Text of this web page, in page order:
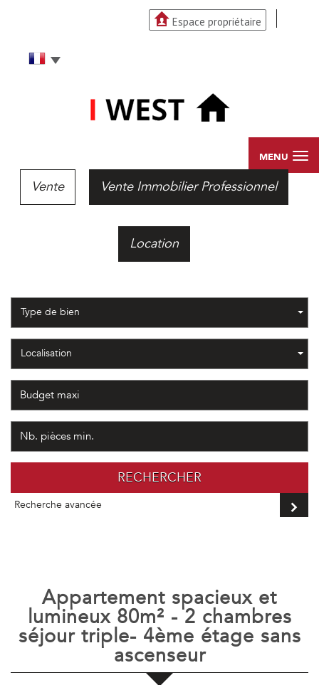
Espace propriétaire
MENU
Vente Vente Immobilier Professionnel
Location
Type de bien
Localisation
RECHERCHER
Recherche avancée
appartement spacieux et
lumineux 80m² - 2 chambres
séjour triple- 4ème étage sans
ascenseur